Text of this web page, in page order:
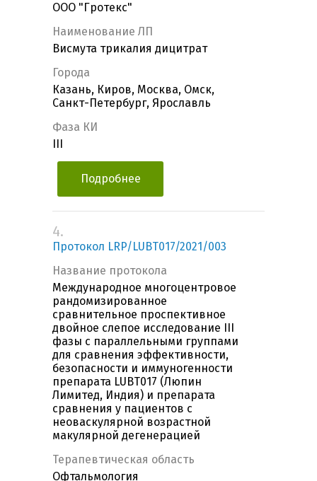
ООО "Гротекс"
Наименование ЛП
Висмута трикалия дицитрат
Города
Казань, Киров, Москва, Омск,
Санкт-Петербург, Ярославль
Фаза КИ
Подробнее
4.
Протокол LRP/LUBT017/2021/003
Название протокола
Международное многоцентровое
рандомизированное
сравнительное проспективное
двойное слепое исследование III
фазы с параллельными группами
для сравнения эффективности,
безопасности и иммуногенности
препарата LUBT017 (Люпин
Лимитед, Индия) и препарата
сравнения у пациентов с
неоваскулярной возрастной
макулярной дегенерацией
Терапевтическая область
Офтальмология